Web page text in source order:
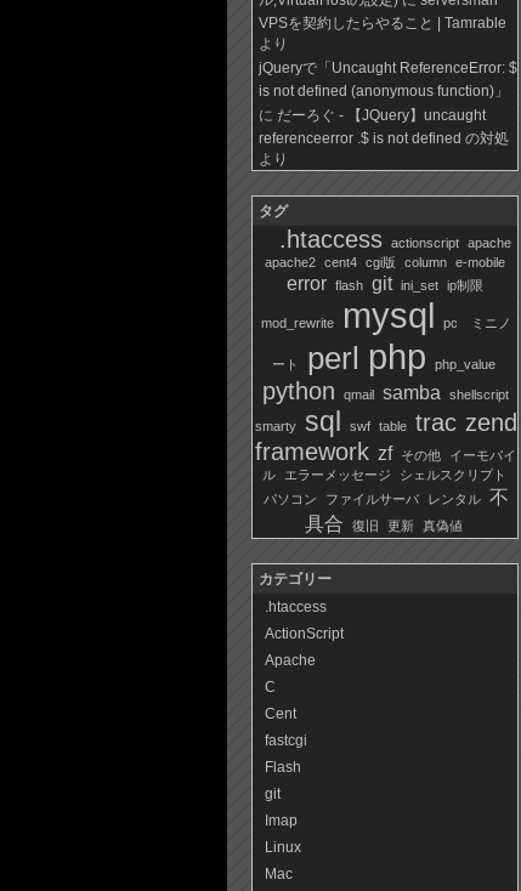
VPSを契約したらやること | Tamrable
より
jQueryで「Uncaught ReferenceError: $
is not defined (anonymous function)」
に だーろぐ - 【JQuery】uncaught
referenceerror .$ is not defined の対処
より
タグ
.htaccess actionscript
apache
apache2 cent4 cgi版 column e-mobile
error flash git ini_set ip制限
mod_rewrite mysql pc ミニノ
ート perl php php_value
python qmail samba shellscript
smarty sql swf table trac zend
framework zf その他
イーモバイ
ル
エラーメッセージ
シェルスクリプト
パソコン
ファイルサーバ レンタル 不
具合
復旧 更新 真偽値
カテゴリー
.htaccess
ActionScript
Apache
C
Cent
fastcgi
Flash
git
Imap
Linux
Mac